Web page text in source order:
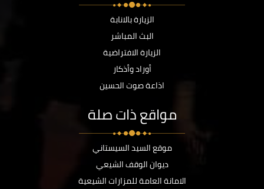
الزيارة بالانابة
البث المباشر
الزيارة الافتراضية
أوراد وأذكار
اذاعة صوت الحسين
مواقع ذات صلة
موقع السيد السيستاني
ديوان الوقف الشيعي
الامانة العامة للمزارات الشيعية